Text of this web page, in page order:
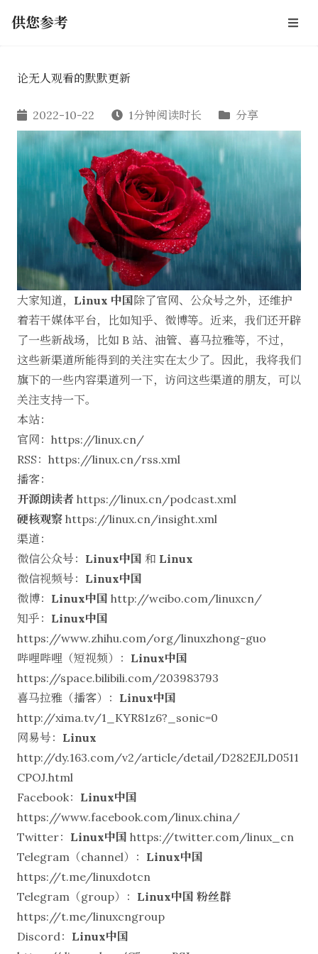
供您参考
论无人观看的默默更新
2022-10-22 1分钟阅读时长 分享
大家知道， Linux 中国除了官网、公众号之外，还维护
着若干媒体平台，比如知乎、微博等。近来，我们还开辟
了一些新战场，比如 B 站、油管、喜马拉雅等，不过，
这些新渠道所能得到的关注实在太少了。因此，我将我们
旗下的一些内容渠道列一下，访问这些渠道的朋友，可以
关注支持一下。
本站：
官网： https://linux.cn/
RSS： https://linux.cn/rss.xml
播客：
开源朗读者 https://linux.cn/podcast.xml
硬核观察 https://linux.cn/insight.xml
渠道：
微信公众号： Linux中国 和 Linux
微信视频号： Linux中国
微博： Linux中国 http://weibo.com/linuxcn/
知乎： Linux中国
https://www.zhihu.com/org/linuxzhong-guo
哔哩哔哩（短视频）： Linux中国
https://space.bilibili.com/203983793
喜马拉雅（播客）： Linux中国
http://xima.tv/1_KYR81z6?_sonic=0
网易号： Linux
http://dy.163.com/v2/article/detail/D282EJLD0511
CPOJ.html
Facebook： Linux中国
https://www.facebook.com/linux.china/
Twitter： Linux中国 https://twitter.com/linux_cn
Telegram（channel）： Linux中国
https://t.me/linuxdotcn
Telegram（group）： Linux中国 粉丝群
https://t.me/linuxcngroup
Discord： Linux中国